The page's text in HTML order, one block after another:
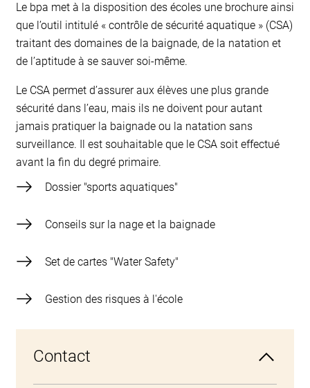
Le bpa met à la disposition des écoles une brochure ainsi
que l’outil intitulé « contrôle de sécurité aquatique » (CSA)
traitant des domaines de la baignade, de la natation et
de l’aptitude à se sauver soi-même.
Le CSA permet d’assurer aux élèves une plus grande
sécurité dans l’eau, mais ils ne doivent pour autant
jamais pratiquer la baignade ou la natation sans
surveillance. Il est souhaitable que le CSA soit effectué
avant la fin du degré primaire.
Dossier "sports aquatiques"
Conseils sur la nage et la baignade
Set de cartes "Water Safety"
Gestion des risques à l'école
Contact